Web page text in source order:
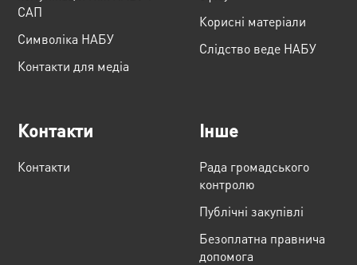
САП
Cимволіка НАБУ
Контакти для медіа
Корисні матеріали
Слідство веде НАБУ
Контакти
Контакти
Інше
Рада громадського
контролю
Публічні закупівлі
Безоплатна правнича
допомога